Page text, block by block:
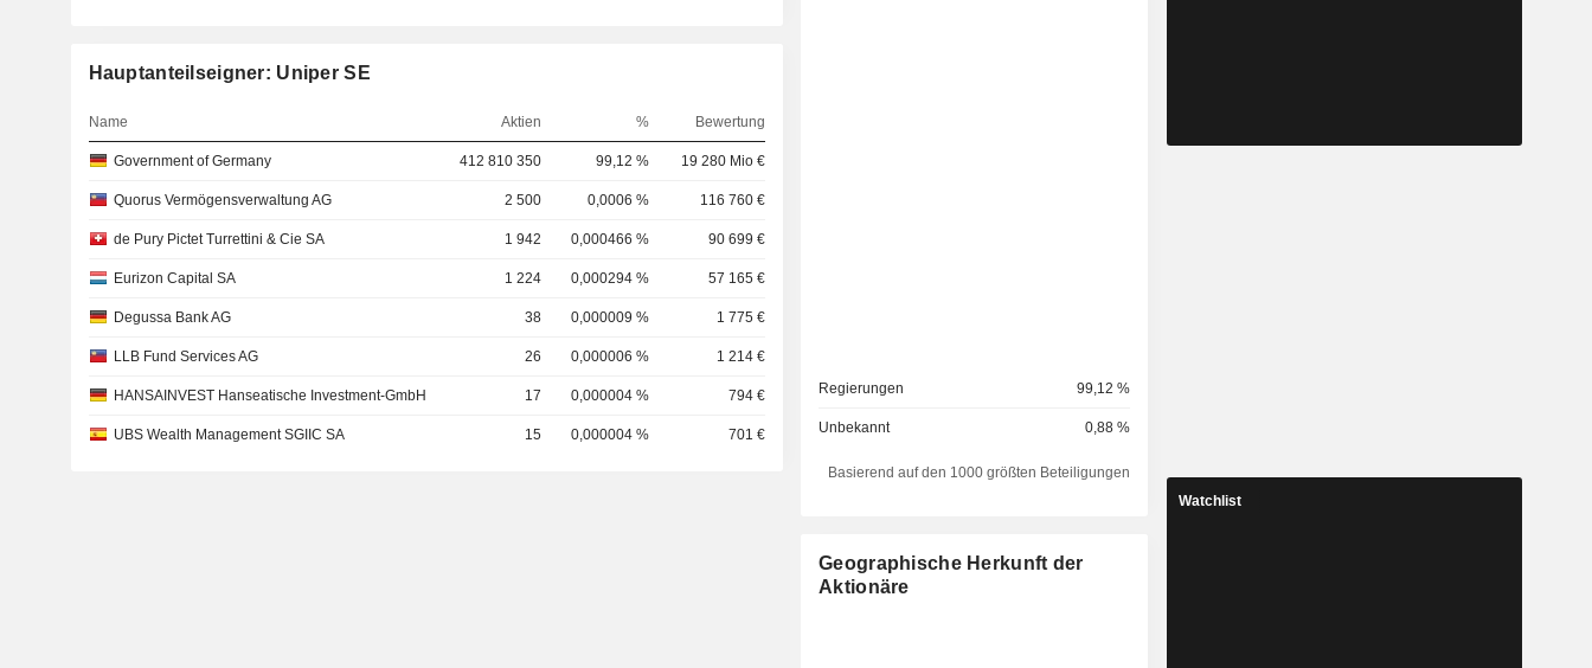
Hauptanteilseigner: Uniper SE
Name Aktien % Bewertung
Government of Germany 412 810 350 99,12 % 19 280 Mio €
Quorus Vermögensverwaltung AG 2 500 0,0006 % 116 760 €
de Pury Pictet Turrettini & Cie SA 1 942 0,000466 % 90 699 €
Eurizon Capital SA 1 224 0,000294 % 57 165 €
Degussa Bank AG 38 0,000009 % 1 775 €
LLB Fund Services AG 26 0,000006 % 1 214 €
HANSAINVEST Hanseatische Investment-GmbH 17 0,000004 % 794 €
UBS Wealth Management SGIIC SA 15 0,000004 % 701 €
Regierungen 99,12 %
Unbekannt 0,88 %
Basierend auf den 1000 größten Beteiligungen
Geographische Herkunft der
Aktionäre
Watchlist